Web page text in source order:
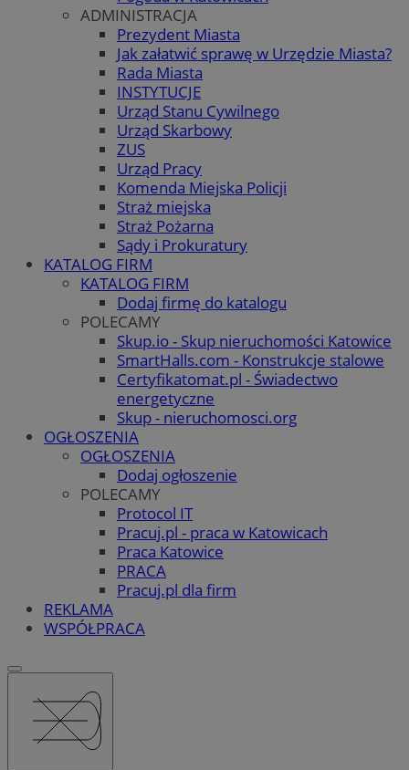
ADMINISTRACJA
Prezydent Miasta
Jak załatwić sprawę w Urzędzie Miasta?
Rada Miasta
INSTYTUCJE
Urząd Stanu Cywilnego
Urząd Skarbowy
ZUS
Urząd Pracy
Komenda Miejska Policji
Straż miejska
Straż Pożarna
Sądy i Prokuratury
KATALOG FIRM
KATALOG FIRM
Dodaj firmę do katalogu
POLECAMY
Skup.io - Skup nieruchomości Katowice
SmartHalls.com - Konstrukcje stalowe
Certyfikatomat.pl - Świadectwo
energetyczne
Skup - nieruchomosci.org
OGŁOSZENIA
OGŁOSZENIA
Dodaj ogłoszenie
POLECAMY
Protocol IT
Pracuj.pl - praca w Katowicach
Praca Katowice
PRACA
Pracuj.pl dla firm
REKLAMA
WSPÓŁPRACA